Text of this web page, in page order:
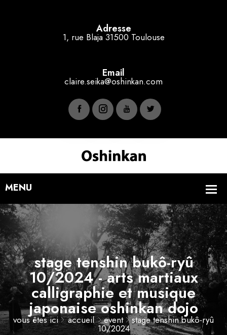
Adresse
1, rue Blaja 31500 Toulouse
Email
claire.seika@oshinkan.com
stage tenshin bukô-ryû
10/2024 - arts martiaux
calligraphie et musique
japonaise oshinkan dojo
vous êtes ici accueil event stage tenshin bukô-ryû
10/2024